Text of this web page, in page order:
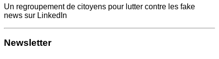
Un regroupement de citoyens pour lutter contre les fake
news sur LinkedIn
Newsletter